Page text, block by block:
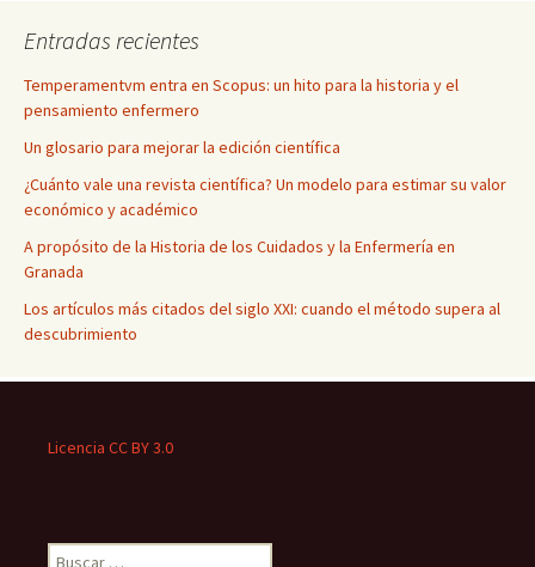
Entradas recientes
Temperamentvm entra en Scopus: un hito para la historia y el
pensamiento enfermero
Un glosario para mejorar la edición científica
¿Cuánto vale una revista científica? Un modelo para estimar su valor
económico y académico
A propósito de la Historia de los Cuidados y la Enfermería en
Granada
Los artículos más citados del siglo XXI: cuando el método supera al
descubrimiento
Licencia CC BY 3.0
Buscar: